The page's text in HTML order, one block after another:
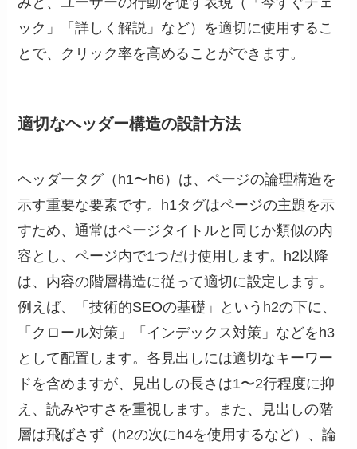
ック」「詳しく解説」など）を適切に使用するこ
とで、クリック率を高めることができます。
適切なヘッダー構造の設計方法
ヘッダータグ（h1〜h6）は、ページの論理構造を
示す重要な要素です。h1タグはページの主題を示
すため、通常はページタイトルと同じか類似の内
容とし、ページ内で1つだけ使用します。h2以降
は、内容の階層構造に従って適切に設定します。
例えば、「技術的SEOの基礎」というh2の下に、
「クロール対策」「インデックス対策」などをh3
として配置します。各見出しには適切なキーワー
ドを含めますが、見出しの長さは1〜2行程度に抑
え、読みやすさを重視します。また、見出しの階
層は飛ばさず（h2の次にh4を使用するなど）、論